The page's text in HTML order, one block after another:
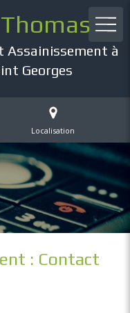
Assainissement à
Georges
Localisation
: Contact